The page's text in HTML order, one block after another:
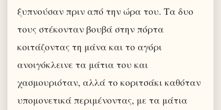
ξυπνούσαν πριν από την ώρα του. Τα δυο
τους στέκονταν βουβά στην πόρτα
κοιτάζοντας τη μάνα και το αγόρι
ανοιγόκλεινε τα μάτια του και
χασμουριόταν, αλλά το κοριτσάκι καθόταν
υπομονετικά περιμένοντας, με τα μάτια